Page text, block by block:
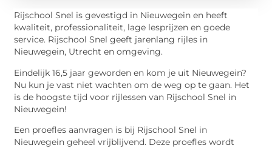
Rijschool Snel is gevestigd in Nieuwegein en heeft
kwaliteit, professionaliteit, lage lesprijzen en goede
service. Rijschool Snel geeft jarenlang rijles in
Nieuwegein, Utrecht en omgeving.
Eindelijk 16,5 jaar geworden en kom je uit Nieuwegein?
Nu kun je vast niet wachten om de weg op te gaan. Het
is de hoogste tijd voor rijlessen van Rijschool Snel in
Nieuwegein!
Een proefles aanvragen is bij Rijschool Snel in
Nieuwegein geheel vrijblijvend. Deze proefles wordt